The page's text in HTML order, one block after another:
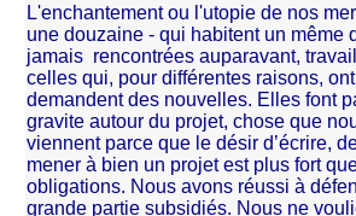
L'enchantement ou l'utopie de nos
une douzaine - qui habitent un même
jamais rencontrées auparavant,
celles qui, pour différentes raisons,
demandent des nouvelles. Elles font
gravite autour du projet, chose que
viennent parce que le désir d’écrire,
mener à bien un projet est plus fort
obligations. Nous avons réussi à
grande partie subsidiés. Nous ne